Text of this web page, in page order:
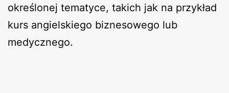
określonej tematyce, takich jak na przykład
kurs angielskiego biznesowego lub
medycznego.